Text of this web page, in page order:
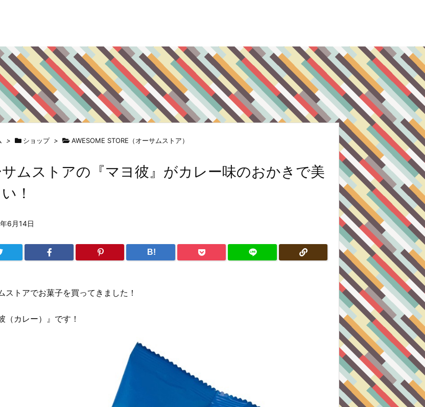
> ショップ > AWESOME STORE（オーサムストア）
ムストアの『マヨ彼』がカレー味のおかきで美
！
6月14日
B!
ストアでお菓子を買ってきました！
（カレー）』です！